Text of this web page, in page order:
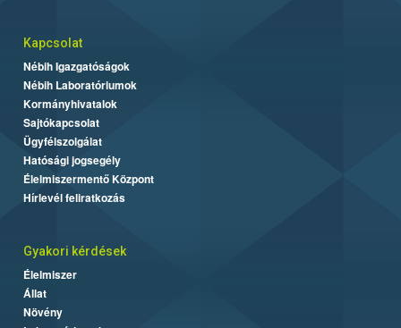
Kapcsolat
Nébih Igazgatóságok
Nébih Laboratóriumok
Kormányhivatalok
Sajtókapcsolat
Ügyfélszolgálat
Hatósági jogsegély
Élelmiszermentő Központ
Hírlevél feliratkozás
Gyakori kérdések
Élelmiszer
Állat
Növény